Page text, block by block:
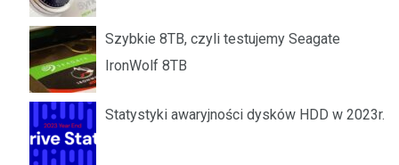
Szybkie 8TB, czyli testujemy Seagate
IronWolf 8TB
Statystyki awaryjności dysków HDD w 2023r.